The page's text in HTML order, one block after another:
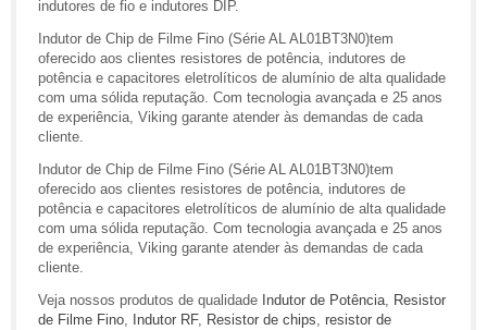
indutores de fio e indutores DIP.
Indutor de Chip de Filme Fino (Série AL AL01BT3N0)tem
oferecido aos clientes resistores de potência, indutores de
potência e capacitores eletrolíticos de alumínio de alta qualidade
com uma sólida reputação. Com tecnologia avançada e 25 anos
de experiência, Viking garante atender às demandas de cada
cliente.
Indutor de Chip de Filme Fino (Série AL AL01BT3N0)tem
oferecido aos clientes resistores de potência, indutores de
potência e capacitores eletrolíticos de alumínio de alta qualidade
com uma sólida reputação. Com tecnologia avançada e 25 anos
de experiência, Viking garante atender às demandas de cada
cliente.
Veja nossos produtos de qualidade Indutor de Potência, Resistor
de Filme Fino, Indutor RF, Resistor de chips, resistor de